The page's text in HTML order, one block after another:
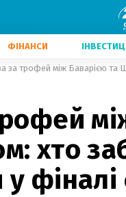
ФІНАНСИ
за трофей між Баварією та
хто
фіналі